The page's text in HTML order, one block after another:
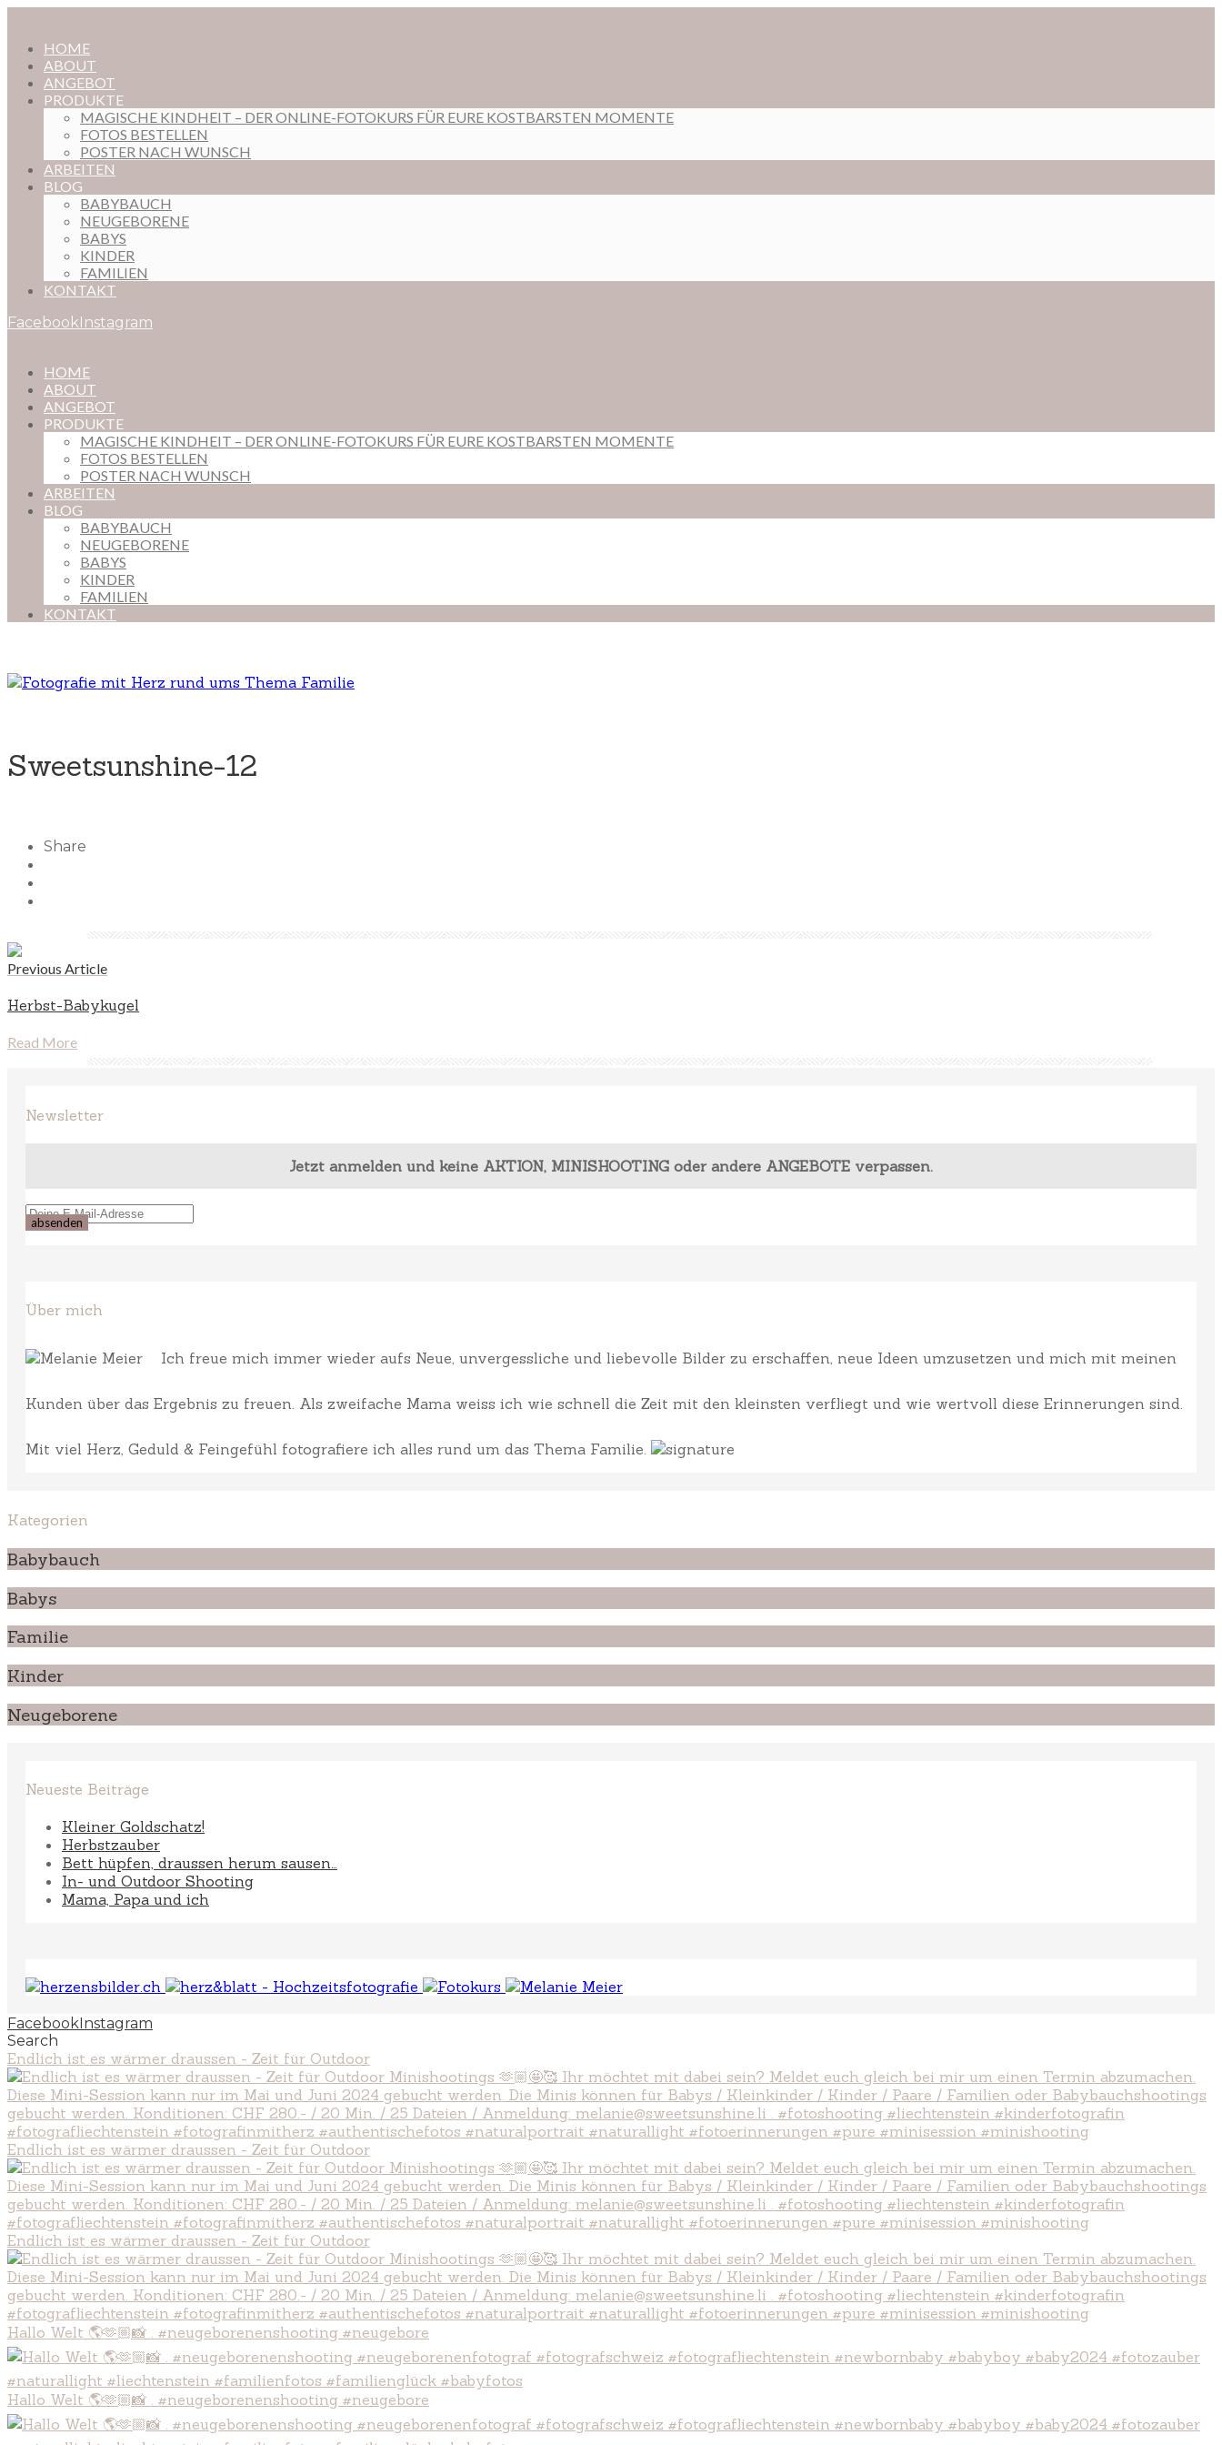
HOME
ABOUT
ANGEBOT
PRODUKTE
MAGISCHE KINDHEIT – DER ONLINE-FOTOKURS FÜR EURE KOSTBARSTEN MOMENTE
FOTOS BESTELLEN
POSTER NACH WUNSCH
ARBEITEN
BLOG
BABYBAUCH
NEUGEBORENE
BABYS
KINDER
FAMILIEN
KONTAKT
FacebookInstagram
HOME
ABOUT
ANGEBOT
PRODUKTE
MAGISCHE KINDHEIT – DER ONLINE-FOTOKURS FÜR EURE KOSTBARSTEN MOMENTE
FOTOS BESTELLEN
POSTER NACH WUNSCH
ARBEITEN
BLOG
BABYBAUCH
NEUGEBORENE
BABYS
KINDER
FAMILIEN
KONTAKT
Sweetsunshine-12
Share
Previous Article
Herbst-Babykugel
Read More
Newsletter
Jetzt anmelden und keine AKTION, MINISHOOTING oder andere ANGEBOTE verpassen.
Über mich
Ich freue mich immer wieder aufs Neue, unvergessliche und liebevolle Bilder zu erschaffen, neue Ideen umzusetzen und mich mit meinen
Kunden über das Ergebnis zu freuen. Als zweifache Mama weiss ich wie schnell die Zeit mit den kleinsten verfliegt und wie wertvoll diese Erinnerungen sind.
Mit viel Herz, Geduld & Feingefühl fotografiere ich alles rund um das Thema Familie.
Kategorien
Babybauch
Babys
Familie
Kinder
Neugeborene
Neueste Beiträge
Kleiner Goldschatz!
Herbstzauber
Bett hüpfen, draussen herum sausen…
In- und Outdoor Shooting
Mama, Papa und ich
FacebookInstagram
Search
Endlich ist es wärmer draussen - Zeit für Outdoor
Endlich ist es wärmer draussen - Zeit für Outdoor
Endlich ist es wärmer draussen - Zeit für Outdoor
Hallo Welt 🌎🫶🏼📸 . #neugeborenenshooting #neugebore
Hallo Welt 🌎🫶🏼📸 . #neugeborenenshooting #neugebore